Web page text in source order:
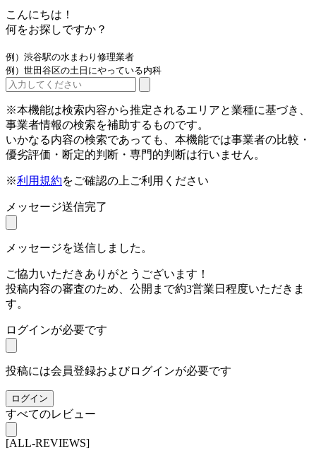
こんにちは！
何をお探しですか？
例）渋谷駅の水まわり修理業者
例）世田谷区の土日にやっている内科
※本機能は検索内容から推定されるエリアと業種に基づき、
事業者情報の検索を補助するものです。
いかなる内容の検索であっても、本機能では事業者の比較・
優劣評価・断定的判断・専門的判断は行いません。
※利用規約をご確認の上ご利用ください
メッセージ送信完了
メッセージを送信しました。
ご協力いただきありがとうございます！
投稿内容の審査のため、公開まで約3営業日程度いただきま
す。
ログインが必要です
投稿には会員登録およびログインが必要です
ログイン
すべてのレビュー
[ALL-REVIEWS]